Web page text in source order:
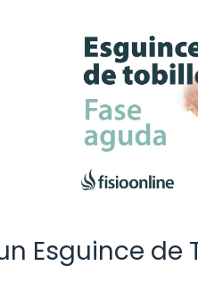
Esguince